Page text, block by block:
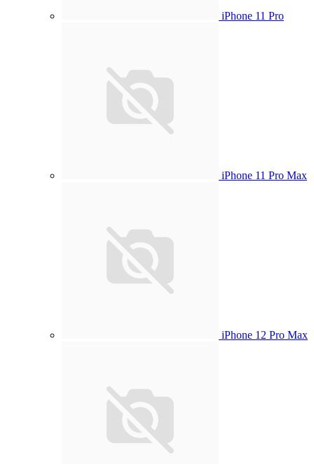
iPhone 11 Pro
iPhone 11 Pro Max
iPhone 12 Pro Max